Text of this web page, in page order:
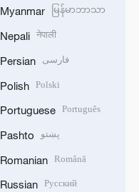
Myanmar မြန်မာဘာသာ
Nepali नेपाली
Persian فارسی
Polish Polski
Portuguese Português
Pashto پښتو
Romanian Română
Russian Русский